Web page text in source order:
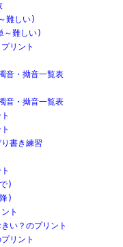
難しい)
～難しい)
リント
音・拗音一覧表
音・拗音一覧表
書き練習
)
)
ト
い？のプリント
リント